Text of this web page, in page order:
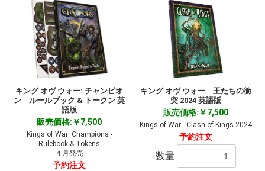
キング オヴ ウォー: チャンピオ
ン ルールブック & トークン 英
語版
販売価格:￥7,500
Kings of War: Champions -
Rulebook & Tokens
４月発売
予約注文
キング オヴ ウォー 王たちの衝
突 2024 英語版
販売価格:￥7,500
Kings of War - Clash of Kings 2024
予約注文
数量